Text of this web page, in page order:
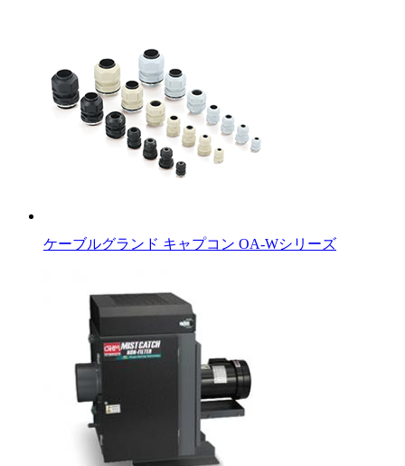
ケーブルグランド キャプコン OA-Wシリーズ